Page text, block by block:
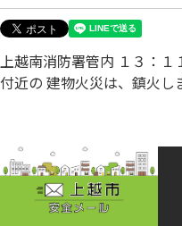
上越南消防署管内 １３：１
付近の 建物火災は、鎮火